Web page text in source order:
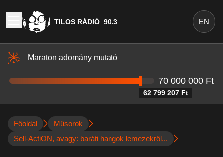
TILOS RÁDIÓ 90.3 EN
Maraton adomány mutató
62 799 207 Ft
70 000 000 Ft
Főoldal
Műsorok
Sell-ActiON, avagy: baráti hangok lemezekről...